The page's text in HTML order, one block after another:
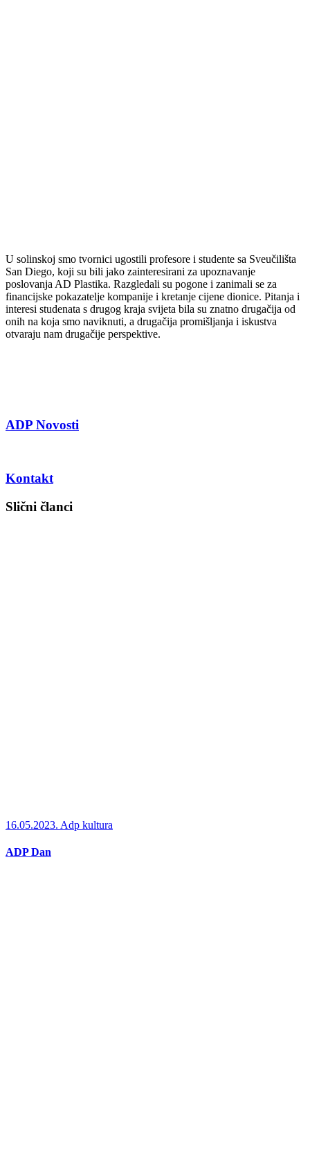
U solinskoj smo tvornici ugostili profesore i studente sa Sveučilišta
San Diego, koji su bili jako zainteresirani za upoznavanje
poslovanja AD Plastika. Razgledali su pogone i zanimali se za
financijske pokazatelje kompanije i kretanje cijene dionice. Pitanja i
interesi studenata s drugog kraja svijeta bila su znatno drugačija od
onih na koja smo naviknuti, a drugačija promišljanja i iskustva
otvaraju nam drugačije perspektive.
ADP Novosti
Kontakt
Slični članci
16.05.2023. Adp kultura
ADP Dan